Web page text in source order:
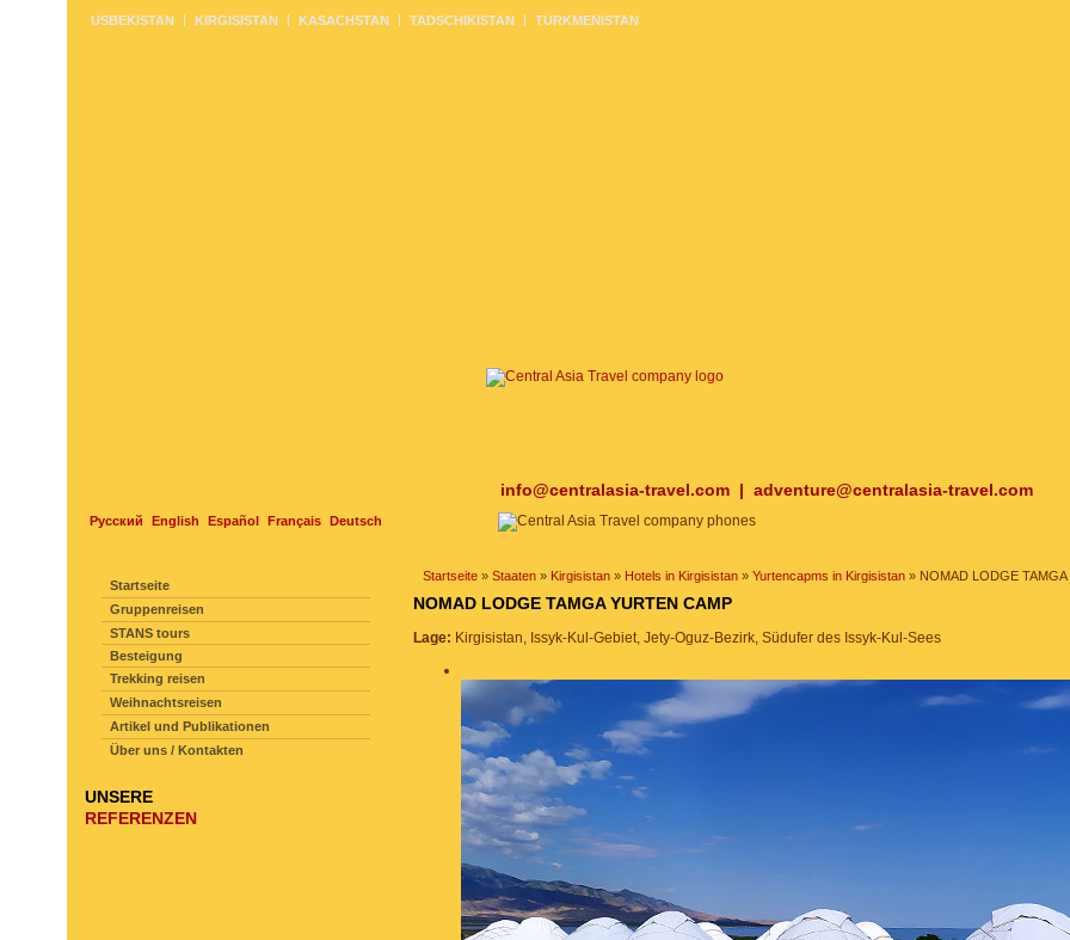
info@centralasia-travel.com | adventure@centralasia-travel.com
Русский English Español Français Deutsch
USBEKISTAN KIRGISISTAN KASACHSTAN TADSCHIKISTAN TURKMENISTAN
Startseite » Staaten » Kirgisistan » Hotels in Kirgisistan » Yurtencapms in Kirgisistan » NOMAD LODGE
NOMAD LODGE TAMGA YURTEN CAMP
Lage: Kirgisistan, Issyk-Kul-Gebiet, Jety-Oguz-Bezirk, Südufer des Issyk-Kul-Sees
Startseite
Gruppenreisen
STANS tours
Besteigung
Trekking reisen
Weihnachtsreisen
Artikel und Publikationen
Über uns / Kontakten
UNSERE
REFERENZEN